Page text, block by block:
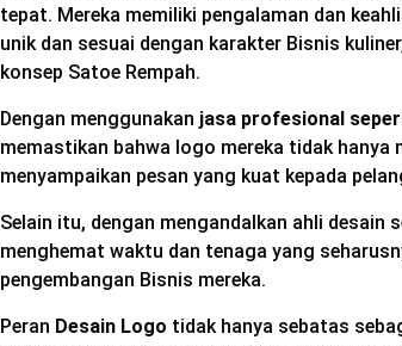
tepat. Mereka memiliki pengalaman dan
unik dan sesuai dengan karakter Bisnis
konsep Satoe Rempah.
Dengan menggunakan jasa profesional
memastikan bahwa logo mereka tidak
menyampaikan pesan yang kuat kepada
Selain itu, dengan mengandalkan ahli
menghemat waktu dan tenaga yang
pengembangan Bisnis mereka.
Peran Desain Logo tidak hanya sebatas